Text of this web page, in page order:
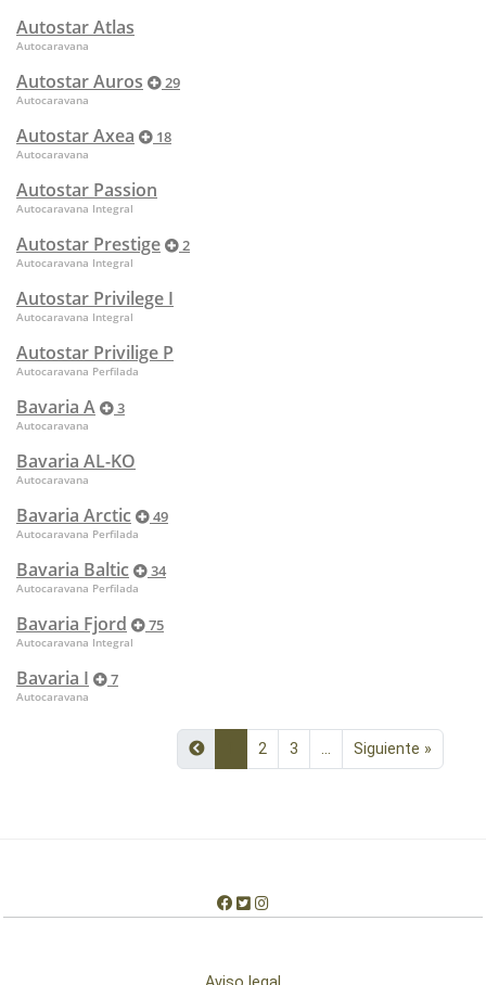
Autostar Atlas
Autocaravana
Autostar Auros 29
Autocaravana
Autostar Axea 18
Autocaravana
Autostar Passion
Autocaravana Integral
Autostar Prestige 2
Autocaravana Integral
Autostar Privilege I
Autocaravana Integral
Autostar Privilige P
Autocaravana Perfilada
Bavaria A 3
Autocaravana
Bavaria AL-KO
Autocaravana
Bavaria Arctic 49
Autocaravana Perfilada
Bavaria Baltic 34
Autocaravana Perfilada
Bavaria Fjord 75
Autocaravana Integral
Bavaria I 7
Autocaravana
2 3 ... Siguiente »